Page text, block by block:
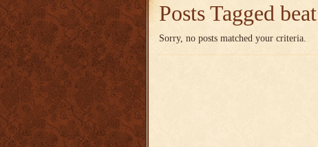
Posts Tagged
Sorry, no posts matched your criteria.